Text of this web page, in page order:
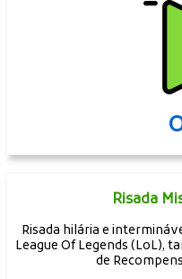
Risada
Risada hilária e
League Of Legends (LoL),
de